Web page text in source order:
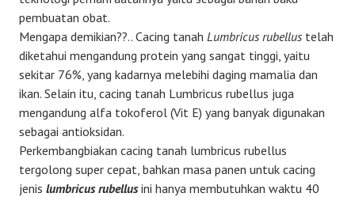
pembuatan obat.
Mengapa demikian??.. Cacing tanah Lumbricus rubellus telah
diketahui mengandung protein yang sangat tinggi, yaitu
sekitar 76%, yang kadarnya melebihi daging mamalia dan
ikan. Selain itu, cacing tanah Lumbricus rubellus juga
mengandung alfa tokoferol (Vit E) yang banyak digunakan
sebagai antioksidan.
Perkembangbiakan cacing tanah lumbricus rubellus
tergolong super cepat, bahkan masa panen untuk cacing
jenis lumbricus rubellusini hanya membutuhkan waktu 40